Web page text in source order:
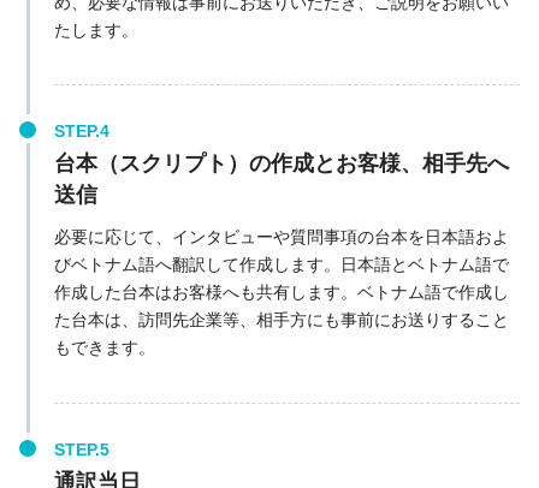
たします。
台本（スクリプト）の作成とお客様、相手先へ
送信
必要に応じて、インタビューや質問事項の台本を日本語およ
びベトナム語へ翻訳して作成します。日本語とベトナム語で
作成した台本はお客様へも共有します。ベトナム語で作成し
た台本は、訪問先企業等、相手方にも事前にお送りすること
もできます。
通訳当日